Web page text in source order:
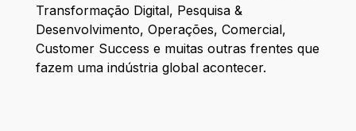
Transformação Digital, Pesquisa &
Desenvolvimento, Operações, Comercial,
Customer Success e muitas outras frentes que
fazem uma indústria global acontecer.